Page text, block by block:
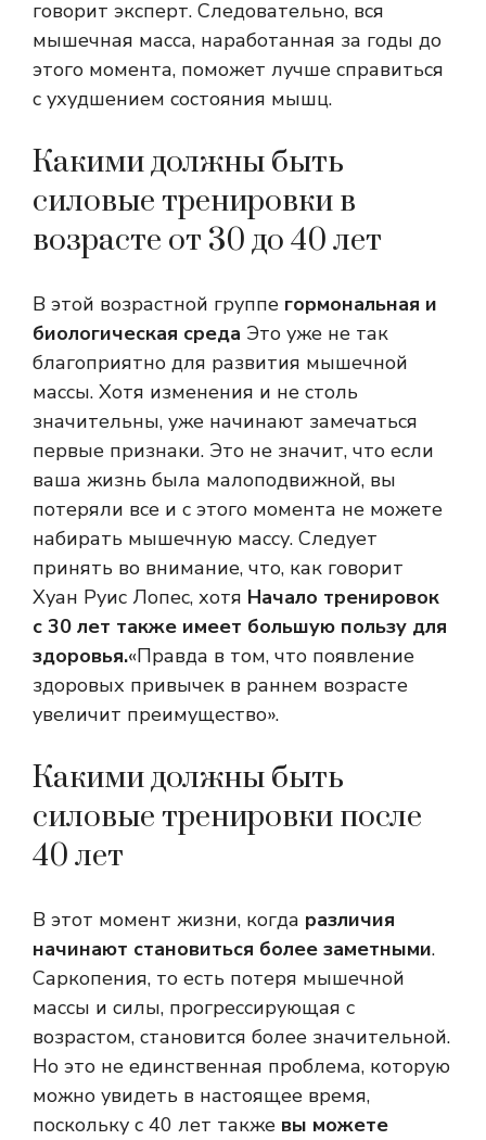
говорит эксперт. Следовательно, вся
мышечная масса, наработанная за годы до
этого момента, поможет лучше справиться
с ухудшением состояния мышц.
Какими должны быть
силовые тренировки в
возрасте от 30 до 40 лет
В этой возрастной группе гормональная и
биологическая среда Это уже не так
благоприятно для развития мышечной
массы. Хотя изменения и не столь
значительны, уже начинают замечаться
первые признаки. Это не значит, что если
ваша жизнь была малоподвижной, вы
потеряли все и с этого момента не можете
набирать мышечную массу. Следует
принять во внимание, что, как говорит
Хуан Руис Лопес, хотя Начало тренировок
с 30 лет также имеет большую пользу для
здоровья.«Правда в том, что появление
здоровых привычек в раннем возрасте
увеличит преимущество».
Какими должны быть
силовые тренировки после
40 лет
В этот момент жизни, когда различия
начинают становиться более заметными.
Саркопения, то есть потеря мышечной
массы и силы, прогрессирующая с
возрастом, становится более значительной.
Но это не единственная проблема, которую
можно увидеть в настоящее время,
поскольку с 40 лет также вы можете